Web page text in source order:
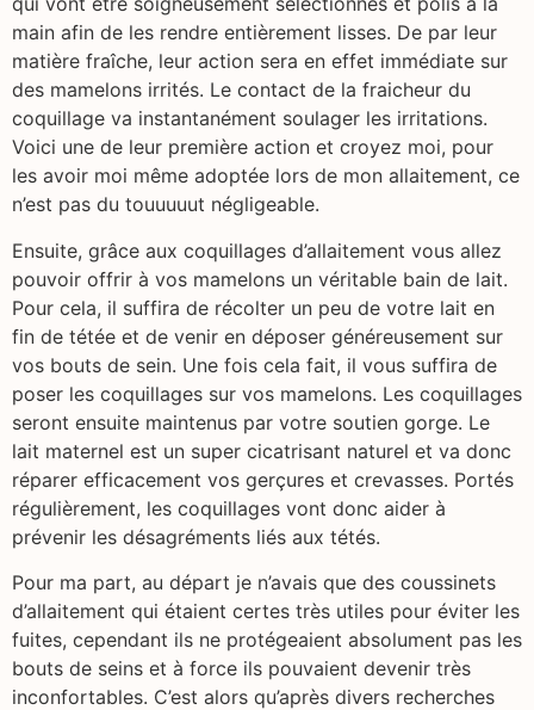
main afin de les rendre entièrement lisses. De par leur
matière fraîche, leur action sera en effet immédiate sur
des mamelons irrités. Le contact de la fraicheur du
coquillage va instantanément soulager les irritations.
Voici une de leur première action et croyez moi, pour
les avoir moi même adoptée lors de mon allaitement, ce
n’est pas du touuuuut négligeable.
Ensuite, grâce aux coquillages d’allaitement vous allez
pouvoir offrir à vos mamelons un véritable bain de lait.
Pour cela, il suffira de récolter un peu de votre lait en
fin de tétée et de venir en déposer généreusement sur
vos bouts de sein. Une fois cela fait, il vous suffira de
poser les coquillages sur vos mamelons. Les coquillages
seront ensuite maintenus par votre soutien gorge. Le
lait maternel est un super cicatrisant naturel et va donc
réparer efficacement vos gerçures et crevasses. Portés
régulièrement, les coquillages vont donc aider à
prévenir les désagréments liés aux tétés.
Pour ma part, au départ je n’avais que des coussinets
d’allaitement qui étaient certes très utiles pour éviter les
fuites, cependant ils ne protégeaient absolument pas les
bouts de seins et à force ils pouvaient devenir très
inconfortables. C’est alors qu’après divers recherches